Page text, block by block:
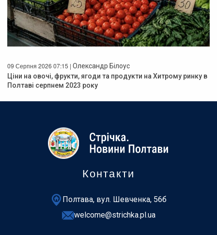
09 Серпня 2026 07:15 | Олександр Білоус
Ціни на овочі, фрукти, ягоди та продукти на Хитрому ринку в
Полтаві серпнем 2023 року
Контакти
Полтава, вул. Шевченка, 56б
welcome@strichka.pl.ua